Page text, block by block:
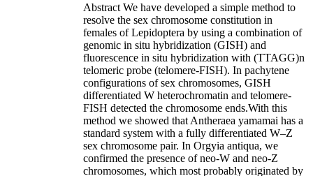
Abstract We have developed a simple method to
resolve the sex chromosome constitution in
females of Lepidoptera by using a combination of
genomic in situ hybridization (GISH) and
fluorescence in situ hybridization with (TTAGG)n
telomeric probe (telomere-FISH). In pachytene
configurations of sex chromosomes, GISH
differentiated W heterochromatin and telomere-
FISH detected the chromosome ends.With this
method we showed that Antheraea yamamai has a
standard system with a fully differentiated W–Z
sex chromosome pair. In Orgyia antiqua, we
confirmed the presence of neo-W and neo-Z
chromosomes, which most probably originated by